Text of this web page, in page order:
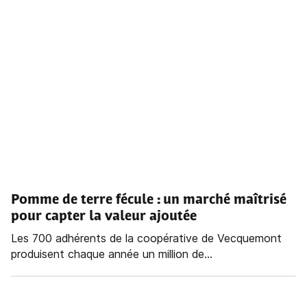
Pomme de terre fécule : un marché maîtrisé
pour capter la valeur ajoutée
Les 700 adhérents de la coopérative de Vecquemont
produisent chaque année un million de...